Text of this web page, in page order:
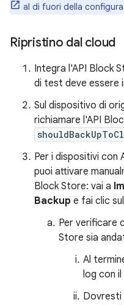
al di fuori della
Ripristino dal cloud
Integra l'API Block
di test deve essere
Sul dispositivo di
richiamare l'API
Per i dispositivi con
puoi attivare
Block Store: vai a
Backup e fai clic
Per verificare
Store sia
Al
log con
Dovresti